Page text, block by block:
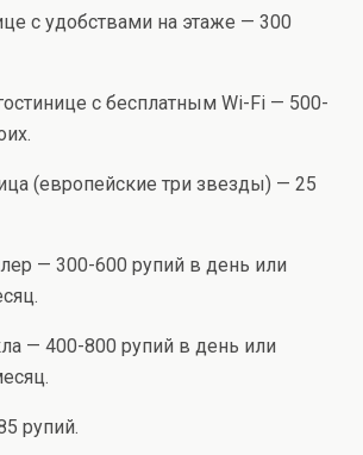
с удобствами на этаже — 300
с бесплатным Wi-Fi — 500-
(европейские три звезды) — 25
— 300-600 рупий в день или
— 400-800 рупий в день или
рупий.